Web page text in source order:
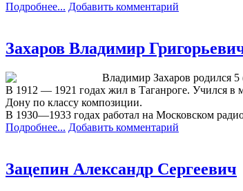
Подробнее... Добавить комментарий
Захаров Владимир
Владимир Захаров родился
В 1912 — 1921 годах жил в Таганроге. Учился в
Дону по классу композиции.
В 1930—1933 годах работал на Московском
Подробнее... Добавить комментарий
Зацепин Александр Сергеевич